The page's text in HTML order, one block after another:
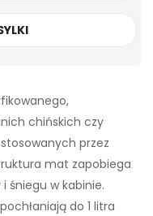
chińskich czy
przez
mat zapobiega
śniegu w kabinie.
do 1 litra